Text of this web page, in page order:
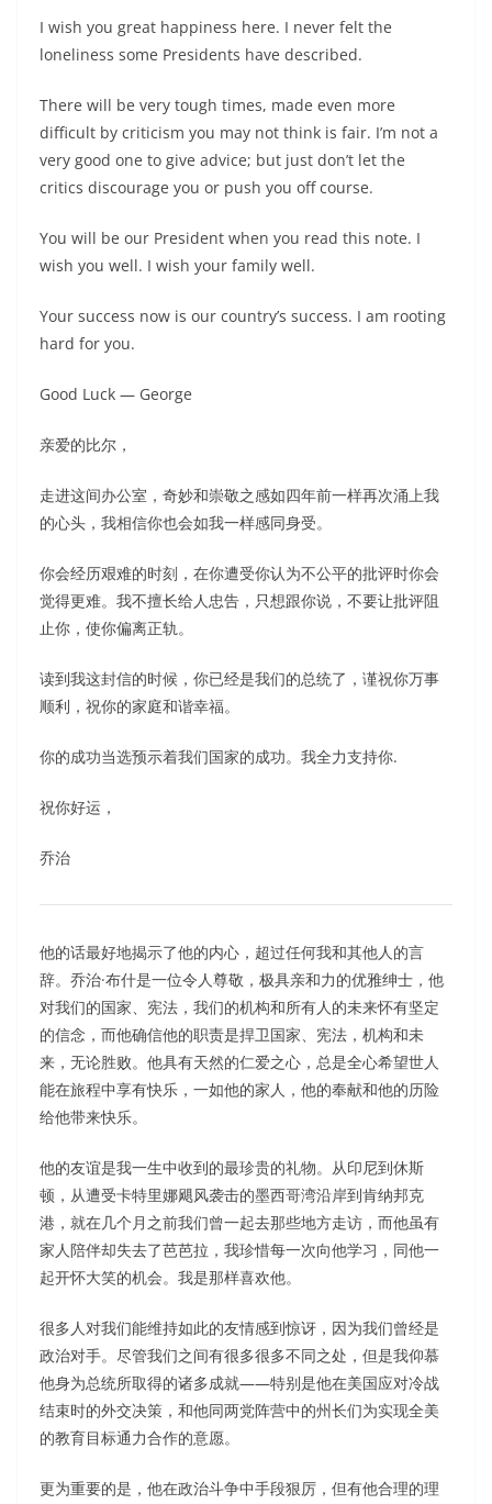
I wish you great happiness here. I never felt the
loneliness some Presidents have described.
There will be very tough times, made even more
difficult by criticism you may not think is fair. I’m not a
very good one to give advice; but just don’t let the
critics discourage you or push you off course.
You will be our President when you read this note. I
wish you well. I wish your family well.
Your success now is our country’s success. I am rooting
hard for you.
Good Luck — George
亲爱的比尔，
走进这间办公室，奇妙和崇敬之感如四年前一样再次涌上我
的心头，我相信你也会如我一样感同身受。
你会经历艰难的时刻，在你遭受你认为不公平的批评时你会
觉得更难。我不擅长给人忠告，只想跟你说，不要让批评阻
止你，使你偏离正轨。
读到我这封信的时候，你已经是我们的总统了，谨祝你万事
顺利，祝你的家庭和谐幸福。
你的成功当选预示着我们国家的成功。我全力支持你.
祝你好运，
乔治
他的话最好地揭示了他的内心，超过任何我和其他人的言
辞。乔治·布什是一位令人尊敬，极具亲和力的优雅绅士，他
对我们的国家、宪法，我们的机构和所有人的未来怀有坚定
的信念，而他确信他的职责是捍卫国家、宪法，机构和未
来，无论胜败。他具有天然的仁爱之心，总是全心希望世人
能在旅程中享有快乐，一如他的家人，他的奉献和他的历险
给他带来快乐。
他的友谊是我一生中收到的最珍贵的礼物。从印尼到休斯
顿，从遭受卡特里娜飓风袭击的墨西哥湾沿岸到肯纳邦克
港，就在几个月之前我们曾一起去那些地方走访，而他虽有
家人陪伴却失去了芭芭拉，我珍惜每一次向他学习，同他一
起开怀大笑的机会。我是那样喜欢他。
很多人对我们能维持如此的友情感到惊讶，因为我们曾经是
政治对手。尽管我们之间有很多很多不同之处，但是我仰慕
他身为总统所取得的诸多成就——特别是他在美国应对冷战
结束时的外交决策，和他同两党阵营中的州长们为实现全美
的教育目标通力合作的意愿。
更为重要的是，他在政治斗争中手段狠厉，但有他合理的理